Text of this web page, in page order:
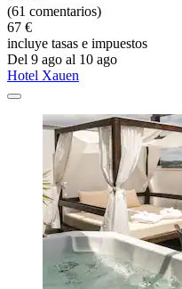
(61 comentarios)
67 €
incluye tasas e impuestos
Del 9 ago al 10 ago
Hotel Xauen